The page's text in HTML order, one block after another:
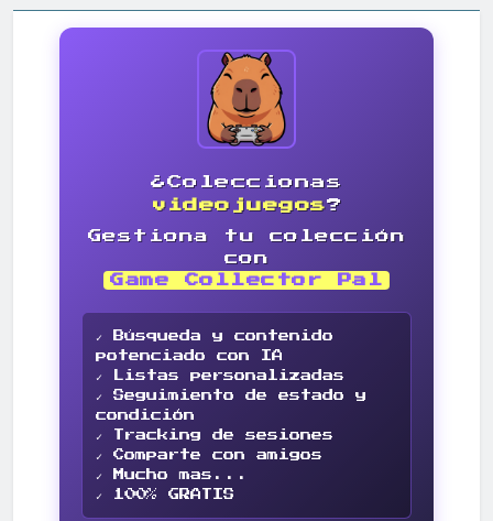
¿Coleccionas
videojuegos?
Gestiona tu colección
con
Game Collector Pal
✓ Búsqueda y contenido
potenciado con IA
✓ Listas personalizadas
✓ Seguimiento de estado y
condición
✓ Tracking de sesiones
✓ Comparte con amigos
✓ Mucho mas...
✓ 100% GRATIS